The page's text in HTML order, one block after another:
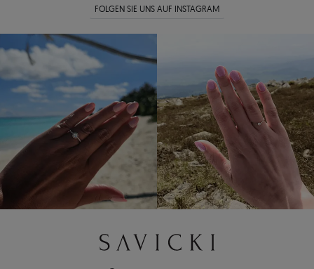
FOLGEN SIE UNS AUF INSTAGRAM